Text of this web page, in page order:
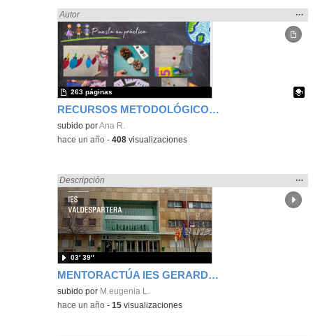
RECURSOS METODOLÓGICOS Y MANIPULATIVOS PARA INFANTIL
Encontrado «zaragoza» en:
Autor
la
…
Contenido educativo.
subido porAna R.
263 páginas
-hace un año -408 visualizaciones
MENTORACTÚA IES GERARDO DIEGO/IES VALDESPARTERA
Encontrado «zaragoza» en:
Descripción
la
…
subido por M.eugenia L.
03′ 39″
-hace un año -15 visualizaciones